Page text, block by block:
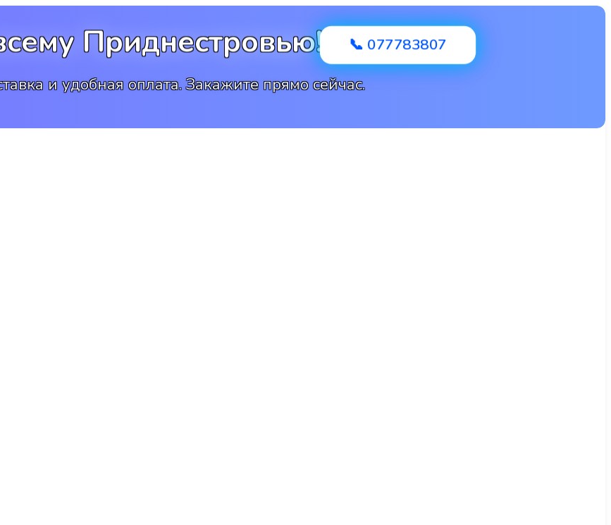
Приднестровью! 📞 077783807
и удобная оплата. Закажите прямо сейчас.